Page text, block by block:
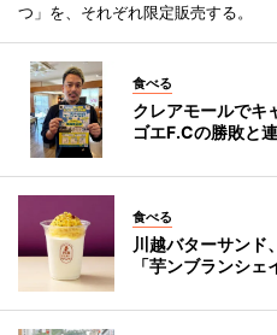
つ」を、それぞれ限定販売する。
食べる
クレアモールで
ゴエF.Cの勝敗と
食べる
川越バターサン
「芋ンブランシェ